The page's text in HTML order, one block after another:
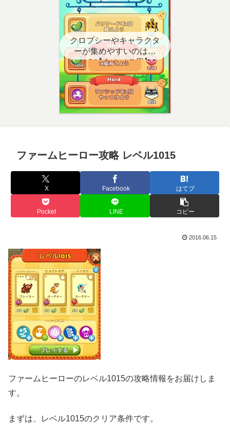
クロプシーやキャラクタ
ーが集めやすいのはど
こ？【クエスト用】
ファームヒーロー攻略 レベル1015
X Facebook はてブ
Pocket LINE コピー
2016.06.15
ファームヒーローのレベル1015の攻略情報をお届けしま
す。
まずは、レベル1015のクリア条件です。